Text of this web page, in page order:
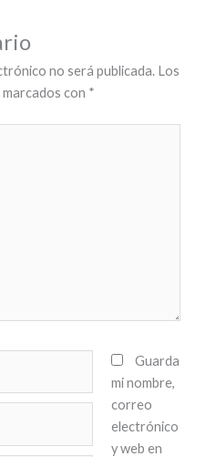
no será publicada. Los
con *
Guarda
mi nombre,
correo
electrónico
y web en